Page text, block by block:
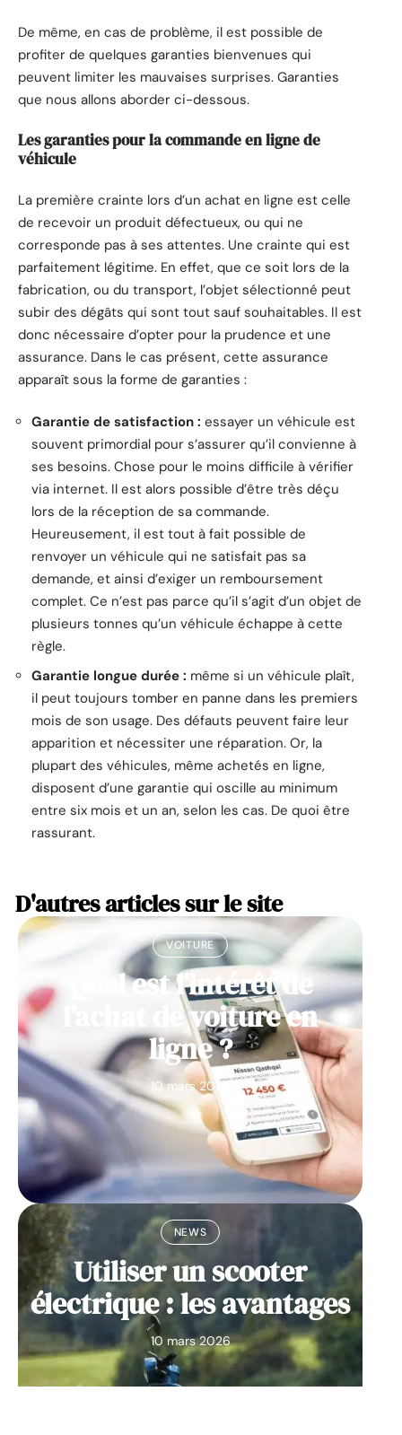
De même, en cas de problème, il est possible de
profiter de quelques garanties bienvenues qui
peuvent limiter les mauvaises surprises. Garanties
que nous allons aborder ci-dessous.
Les garanties pour la commande en ligne de
véhicule
La première crainte lors d’un achat en ligne est celle
de recevoir un produit défectueux, ou qui ne
corresponde pas à ses attentes. Une crainte qui est
parfaitement légitime. En effet, que ce soit lors de la
fabrication, ou du transport, l’objet sélectionné peut
subir des dégâts qui sont tout sauf souhaitables. Il est
donc nécessaire d’opter pour la prudence et une
assurance. Dans le cas présent, cette assurance
apparaît sous la forme de garanties :
Garantie de satisfaction : essayer un véhicule est
souvent primordial pour s’assurer qu’il convienne à
ses besoins. Chose pour le moins difficile à vérifier
via internet. Il est alors possible d’être très déçu
lors de la réception de sa commande.
Heureusement, il est tout à fait possible de
renvoyer un véhicule qui ne satisfait pas sa
demande, et ainsi d’exiger un remboursement
complet. Ce n’est pas parce qu’il s’agit d’un objet de
plusieurs tonnes qu’un véhicule échappe à cette
règle.
Garantie longue durée : même si un véhicule plaît,
il peut toujours tomber en panne dans les premiers
mois de son usage. Des défauts peuvent faire leur
apparition et nécessiter une réparation. Or, la
plupart des véhicules, même achetés en ligne,
disposent d’une garantie qui oscille au minimum
entre six mois et un an, selon les cas. De quoi être
rassurant.
D'autres articles sur le site
VOITURE
Quel est l’intérêt de
l’achat de voiture en
ligne ?
10 mars 2026
NEWS
Utiliser un scooter
électrique : les avantages
10 mars 2026